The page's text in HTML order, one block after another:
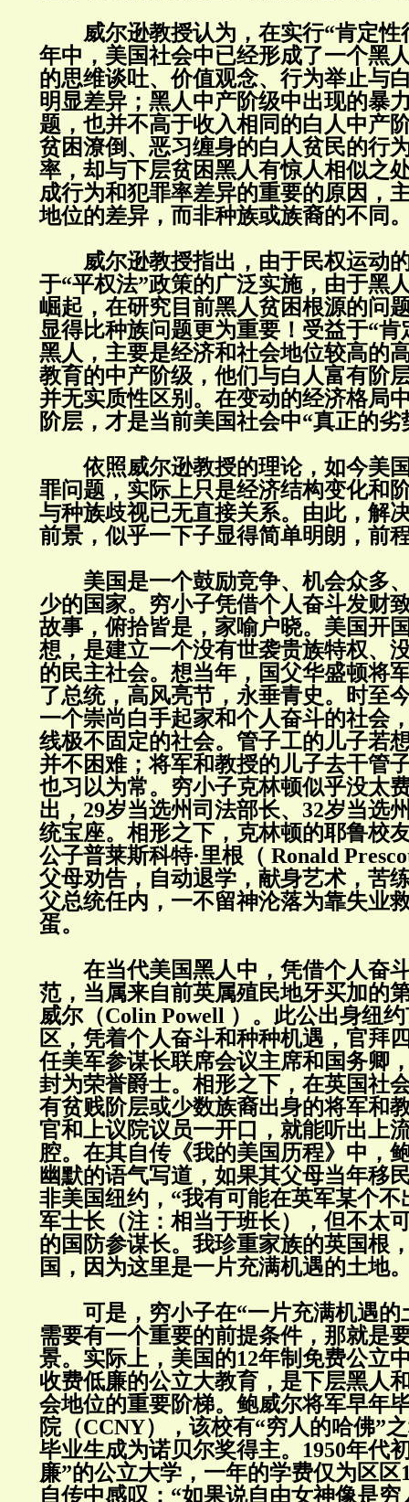
威尔逊教授认为，在实行“肯定性
年中，美国社会中已经形成了一个黑
的思维谈吐、价值观念、行为举止与
明显差异；黑人中产阶级中出现的暴
题，也并不高于收入相同的白人中产
贫困潦倒、恶习缠身的白人贫民的行
率，却与下层贫困黑人有惊人相似之
成行为和犯罪率差异的重要的原因，
地位的差异，而非种族或族裔的不同
威尔逊教授指出，由于民权运动
于“平权法”政策的广泛实施，由于黑
崛起，在研究目前黑人贫困根源的问
显得比种族问题更为重要！受益于“肯
黑人，主要是经济和社会地位较高的
教育的中产阶级，他们与白人富有阶
并无实质性区别。在变动的经济格局
阶层，才是当前美国社会中“真正的劣
依照威尔逊教授的理论，如今美
罪问题，实际上只是经济结构变化和
与种族歧视已无直接关系。由此，解
前景，似乎一下子显得简单明朗，前
美国是一个鼓励竞争、机会众多
少的国家。穷小子凭借个人奋斗发财
故事，俯拾皆是，家喻户晓。美国开
想，是建立一个没有世袭贵族特权、
的民主社会。想当年，国父华盛顿将
了总统，高风亮节，永垂青史。时至
一个崇尚白手起家和个人奋斗的社会
线极不固定的社会。管子工的儿子若
并不困难；将军和教授的儿子去干管
也习以为常。穷小子克林顿似乎没太
出，29岁当选州司法部长、32岁当选
统宝座。相形之下，克林顿的耶鲁校
公子普莱斯科特·里根（ Ronald
父母劝告，自动退学，献身艺术，苦
父总统任内，一不留神沦落为靠失业
蛋。
在当代美国黑人中，凭借个人奋
范，当属来自前英属殖民地牙买加的
威尔（Colin Powell ）。此公出身纽
区，凭着个人奋斗和种种机遇，官拜
任美军参谋长联席会议主席和国务卿
封为荣誉爵士。相形之下，在英国社
有贫贱阶层或少数族裔出身的将军和
官和上议院议员一开口，就能听出上
腔。在其自传《我的美国历程》中，
幽默的语气写道，如果其父母当年移
非美国纽约，“我有可能在英军某个
军士长（注：相当于班长），但不太
的国防参谋长。我珍重家族的英国根
国，因为这里是一片充满机遇的土地
可是，穷小子在“一片充满机遇的
需要有一个重要的前提条件，那就是
景。实际上，美国的12年制免费公立
收费低廉的公立大教育，是下层黑人
会地位的重要阶梯。鲍威尔将军早年
院（CCNY），该校有“穷人的哈佛”
毕业生成为诺贝尔奖得主。1950年代
廉”的公立大学，一年的学费仅为区区
自传中感叹：“如果说自由女神像是